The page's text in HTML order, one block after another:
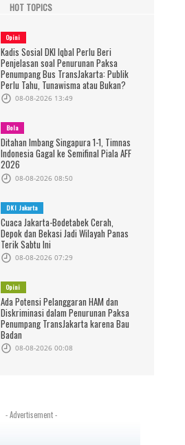
HOT TOPICS
Opini
Kadis Sosial DKI Iqbal Perlu Beri
Penjelasan soal Penurunan Paksa
Penumpang Bus TransJakarta: Publik
Perlu Tahu, Tunawisma atau Bukan?
08-08-2026 13:49
Bola
Ditahan Imbang Singapura 1-1, Timnas
Indonesia Gagal ke Semifinal Piala AFF
2026
08-08-2026 08:50
DKI Jakarta
Cuaca Jakarta-Bodetabek Cerah,
Depok dan Bekasi Jadi Wilayah Panas
Terik Sabtu Ini
08-08-2026 07:29
Opini
Ada Potensi Pelanggaran HAM dan
Diskriminasi dalam Penurunan Paksa
Penumpang TransJakarta karena Bau
Badan
08-08-2026 00:08
- Advertisement -